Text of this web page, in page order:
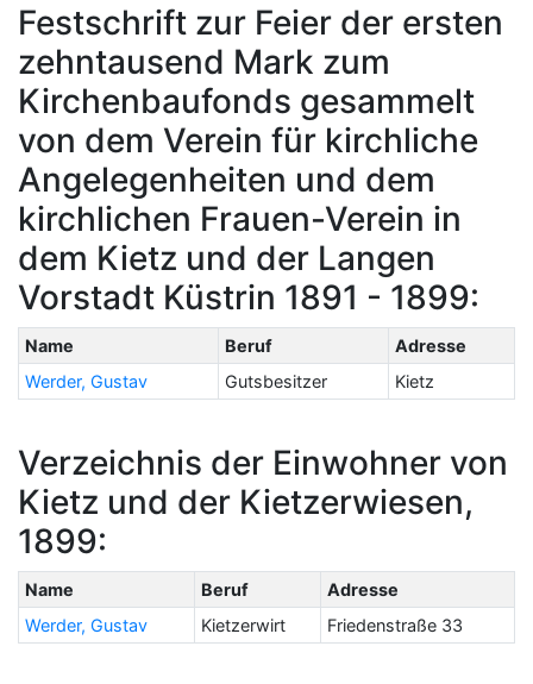
Festschrift zur Feier der ersten
zehntausend Mark zum
Kirchenbaufonds gesammelt
von dem Verein für kirchliche
Angelegenheiten und dem
kirchlichen Frauen-Verein in
dem Kietz und der Langen
Vorstadt Küstrin 1891 - 1899:
Name Beruf
Adresse
Werder, Gustav
Gutsbesitzer Kietz
Verzeichnis der Einwohner von
Kietz und der Kietzerwiesen,
1899:
Name Beruf
Adresse
Werder, Gustav
Kietzerwirt Friedenstraße 33